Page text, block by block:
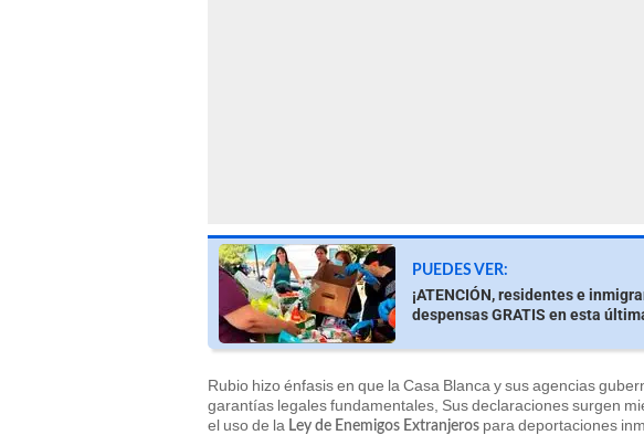
PUEDES VER:
¡ATENCIÓN, residentes e
despensas GRATIS en esta
Rubio hizo énfasis en que la Casa Blanca y sus agencias
garantías legales fundamentales, Sus declaraciones surgen
el uso de la Ley de Enemigos Extranjeros para deportaciones